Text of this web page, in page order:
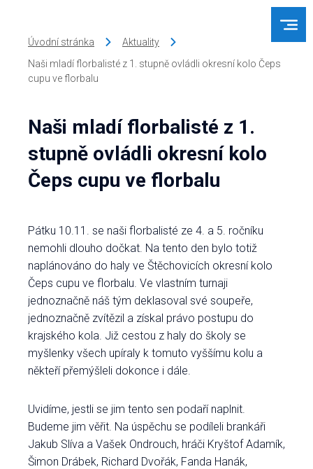
Úvodní stránka
Aktuality
Naši mladí florbalisté z 1. stupně ovládli okresní kolo Čeps
cupu ve florbalu
Naši mladí florbalisté z 1.
stupně ovládli okresní kolo
Čeps cupu ve florbalu
Pátku 10.11. se naši florbalisté ze 4. a 5. ročníku
nemohli dlouho dočkat. Na tento den bylo totiž
naplánováno do haly ve Štěchovicích okresní kolo
Čeps cupu ve florbalu. Ve vlastním turnaji
jednoznačně náš tým deklasoval své soupeře,
jednoznačně zvítězil a získal právo postupu do
krajského kola. Již cestou z haly do školy se
myšlenky všech upíraly k tomuto vyššímu kolu a
někteří přemýšleli dokonce i dále.
Uvidíme, jestli se jim tento sen podaří naplnit.
Budeme jim věřit. Na úspěchu se podíleli brankáři
Jakub Slíva a Vašek Ondrouch, hráči Kryštof Adamík,
Šimon Drábek, Richard Dvořák, Fanda Hanák,